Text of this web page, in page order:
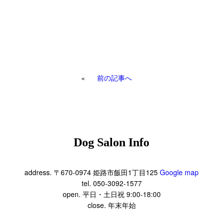
« 前の記事へ
Dog Salon Info
address. 〒670-0974 姫路市飯田1丁目125 Google map
tel. 050-3092-1577
open. 平日・土日祝 9:00-18:00
close. 年末年始